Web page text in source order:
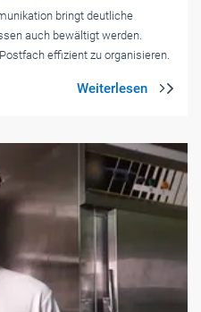
bringt ­deutliche
auch ­bewältigt werden.
effizient zu ­organisieren.